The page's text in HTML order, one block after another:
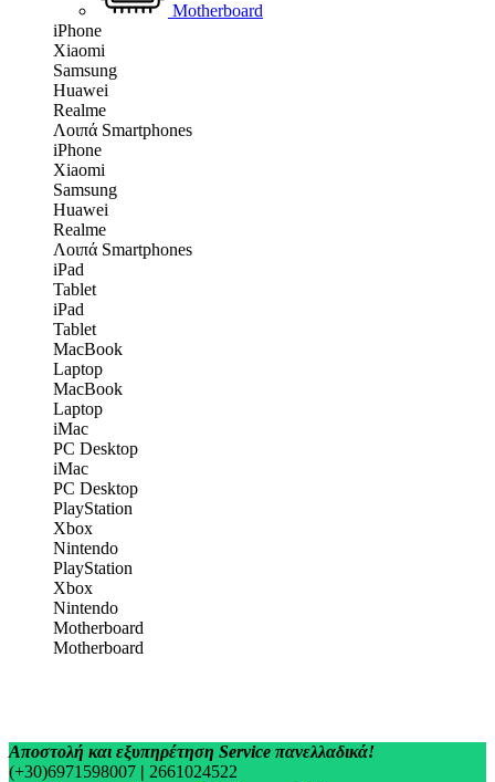
Motherboard
iPhone
Xiaomi
Samsung
Huawei
Realme
Λοιπά Smartphones
iPhone
Xiaomi
Samsung
Huawei
Realme
Λοιπά Smartphones
iPad
Tablet
iPad
Tablet
MacBook
Laptop
MacBook
Laptop
iMac
PC Desktop
iMac
PC Desktop
PlayStation
Xbox
Nintendo
PlayStation
Xbox
Nintendo
Motherboard
Motherboard
Αποστολή και εξυπηρέτηση Service πανελλαδικά!
(+30)6971598007 | 2661024522